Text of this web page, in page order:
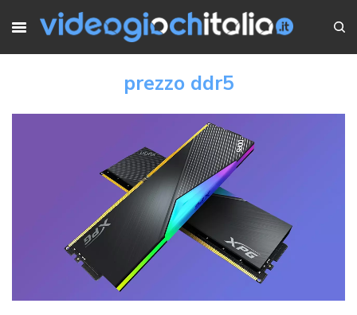
prezzo ddr5